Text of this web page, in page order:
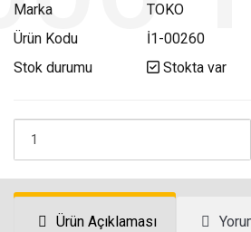
Marka
TOKO
Ürün Kodu
İ1-00260
Stok durumu
Stokta var
Ürün Açıklaması